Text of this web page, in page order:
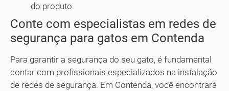
do produto.
Conte com especialistas em redes de
segurança para gatos em Contenda
Para garantir a segurança do seu gato, é fundamental
contar com profissionais especializados na instalação
de redes de segurança. Em Contenda, você encontrará